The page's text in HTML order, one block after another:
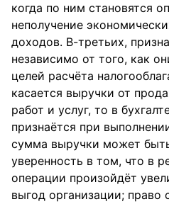
когда по ним становятся
неполучение
доходов. В-третьих,
независимо от того, как
целей расчёта
касается выручки от
работ и услуг, то в
признаётся при
сумма выручки может
уверенность в том, что в
операции произойдёт
выгод организации; право